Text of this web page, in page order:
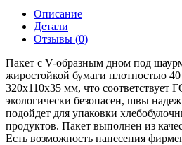
Описание
Детали
Отзывы (0)
Пакет с V-образным дном под
жиростойкой бумаги плотностью
320х110х35 мм, что соответствует
экологически безопасен, швы
подойдет для упаковки
продуктов. Пакет выполнен из
Есть возможность нанесения